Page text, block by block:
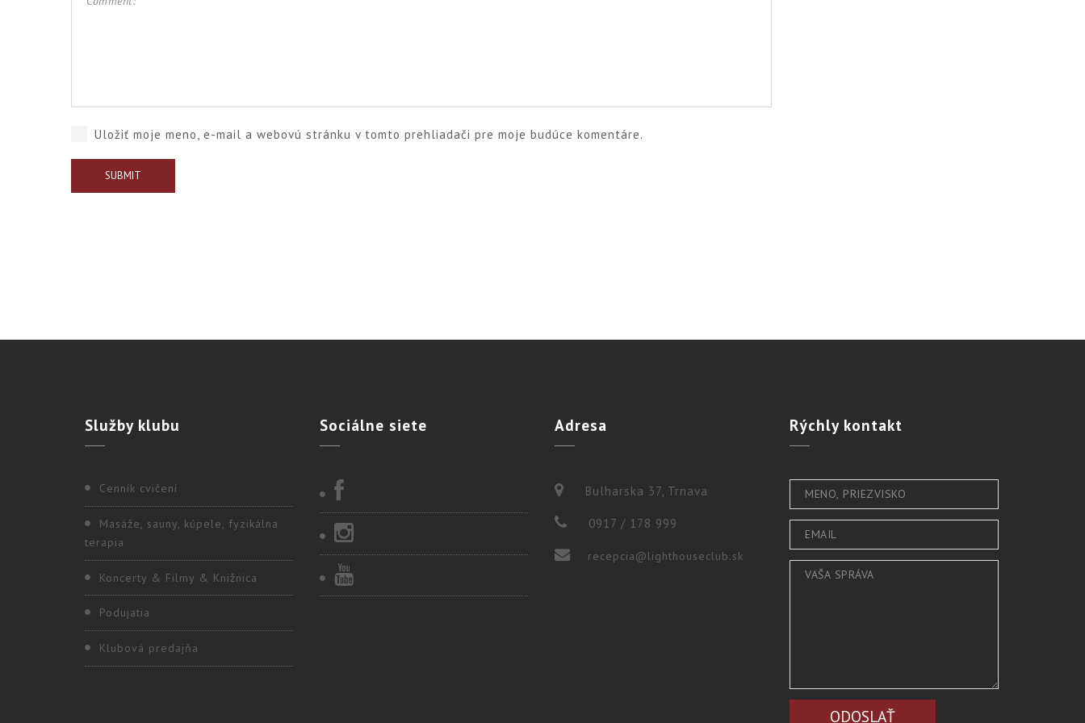
Uložiť moje meno, e-mail a webovú stránku v tomto prehliadači pre moje budúce komentáre.
Službyklubu
Cenník cvičení
Masáže, sauny, kúpele, fyzikálna
terapia
Koncerty & Filmy & Knižnica
Podujatia
Klubová predajňa
Sociálne siete Adresa
Bulharska 37, Trnava
0917 / 178 999
recepcia@lighthouseclub.sk
Rýchlykontakt